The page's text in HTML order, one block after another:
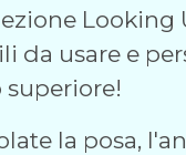
Looking
da usare e
superiore!
la posa,